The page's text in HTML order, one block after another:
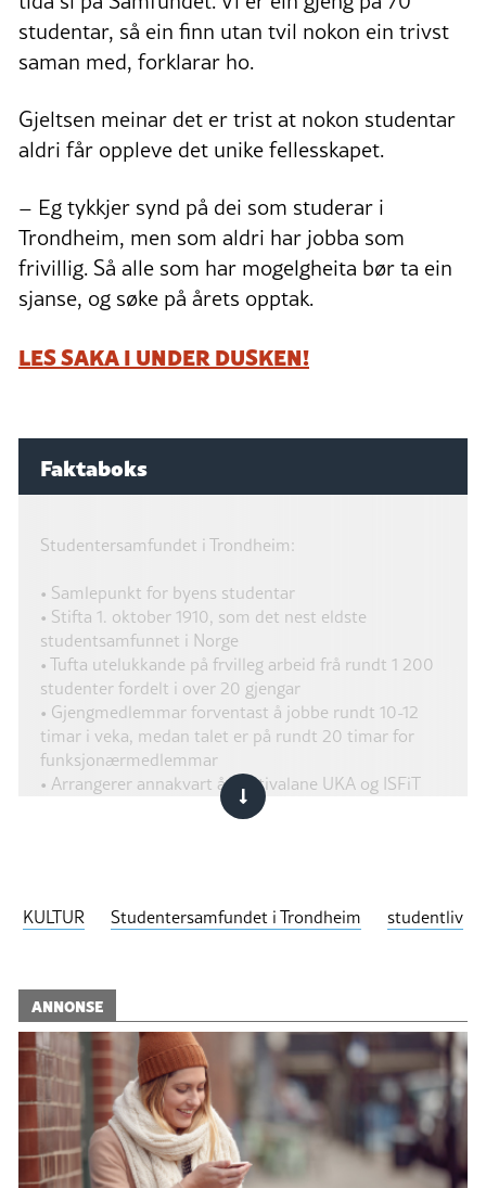
studentar, så ein finn utan tvil nokon ein trivst
saman med, forklarar ho.
Gjeltsen meinar det er trist at nokon studentar
aldri får oppleve det unike fellesskapet.
– Eg tykkjer synd på dei som studerar i
Trondheim, men som aldri har jobba som
frivillig. Så alle som har mogelgheita bør ta ein
sjanse, og søke på årets opptak.
LES SAKA I UNDER DUSKEN!
Faktaboks
Studentersamfundet i Trondheim:
• Samlepunkt for byens studentar
• Stifta 1. oktober 1910, som det nest eldste
studentsamfunnet i Norge
• Tufta utelukkande på frvilleg arbeid frå rundt 1 200
studenter fordelt i over 20 gjengar
• Gjengmedlemmar forventast å jobbe rundt 10-12
timar i veka, medan talet er på rundt 20 timar for
funksjonærmedlemmar
• Arrangerer annakvart år festivalane UKA og ISFiT
KULTUR Studentersamfundet i Trondheim studentliv
ANNONSE